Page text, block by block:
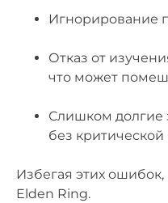
Игнорирование
Отказ от
что может
Слишком долгие
без
Избегая этих
Elden Ring.